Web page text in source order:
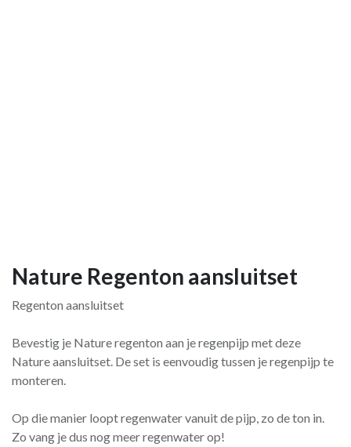
Nature Regenton aansluitset
Regenton aansluitset
Bevestig je Nature regenton aan je regenpijp met deze
Nature aansluitset. De set is eenvoudig tussen je regenpijp te
monteren.
Op die manier loopt regenwater vanuit de pijp, zo de ton in.
Zo vang je dus nog meer regenwater op!